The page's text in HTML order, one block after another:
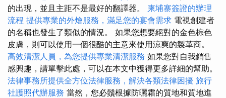
的出現，並且主距不是最好的翻譯器。 柬埔寨簽證的辦理
流程 提供專業的外燴服務，滿足您的宴會需求 電視創建者
的名稱也發生了類似的情況。 如果您想要絕對的金色棕色
皮膚，則可以使用一個很酷的主意來使用涼爽的製革商。
高效清潔人員，為您提供專業清潔服務 如果您對自我銷售
感興趣，請單擊此處，可以在本文中獲得更多詳細的幫助。
法律事務所提供全方位法律服務，解決各類法律困擾 旅行
社護照代辦服務 當然，您必鬚根據防曬霜的質地和質地進